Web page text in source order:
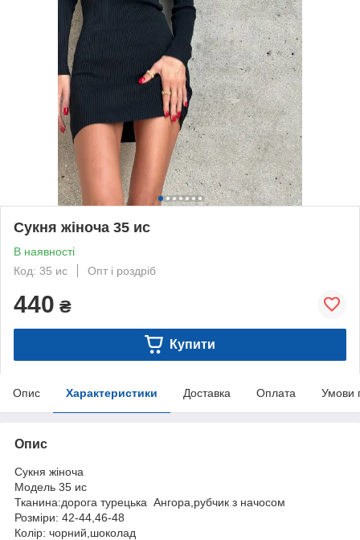
Сукня жіноча 35 ис
В наявності
Код: 35 ис
Опт і роздріб
440 ₴
Купити
Опис Характеристики Доставка Оплата Умови
Опис
Сукня жіноча
Модель 35 ис
Тканина:дорога турецька Ангора,рубчик з начосом
Розміри: 42-44,46-48
Колір: чорний,шоколад